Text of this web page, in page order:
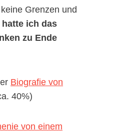
Grenzen und
hatte ich das
zu Ende
Biografie von
40%)
von einem